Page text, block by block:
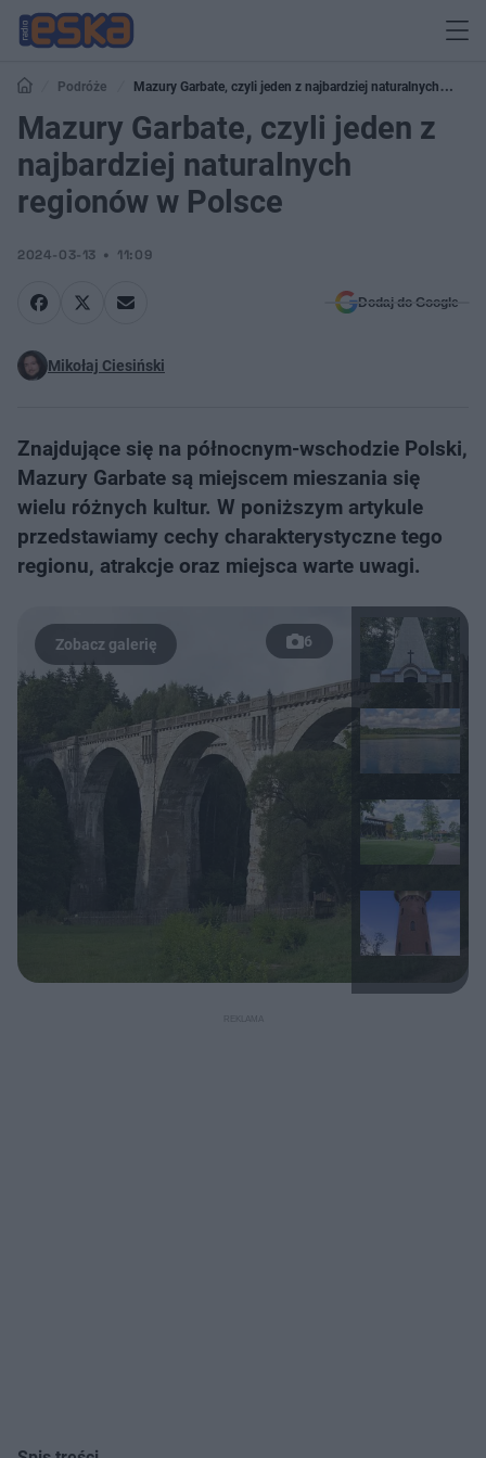
Podróże
Mazury Garbate, czyli jeden z najbardziej naturalnych
regionów w Polsce
Mazury Garbate, czyli jeden z
najbardziej naturalnych
regionów w Polsce
2024-03-13 11:09
Dodaj do Google
Mikołaj Ciesiński
Znajdujące się na północnym-wschodzie Polski,
Mazury Garbate są miejscem mieszania się
wielu różnych kultur. W poniższym artykule
przedstawiamy cechy charakterystyczne tego
regionu, atrakcje oraz miejsca warte uwagi.
6